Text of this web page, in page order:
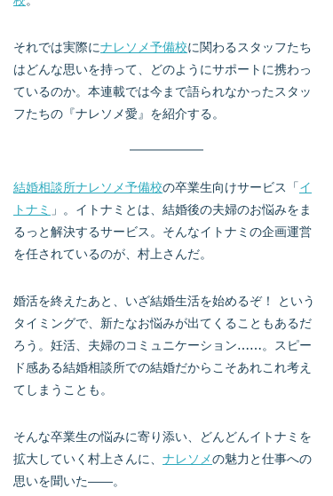
それでは実際にナレソメ予備校に関わるスタッフたち
はどんな思いを持って、どのようにサポートに携わっ
ているのか。本連載では今まで語られなかったスタッ
フたちの『ナレソメ愛』を紹介する。
結婚相談所ナレソメ予備校の卒業生向けサービス「イ
トナミ 」。イトナミとは、結婚後の夫婦のお悩みをま
るっと解決するサービス。そんなイトナミの企画運営
を任されているのが、村上さんだ。
婚活を終えたあと、いざ結婚生活を始めるぞ！ という
タイミングで、新たなお悩みが出てくることもあるだ
ろう。妊活、夫婦のコミュニケーション……。スピー
ド感ある結婚相談所での結婚だからこそあれこれ考え
てしまうことも。
そんな卒業生の悩みに寄り添い、どんどんイトナミを
拡大していく村上さんに、 ナレソメの魅力と仕事への
思いを聞いた――。